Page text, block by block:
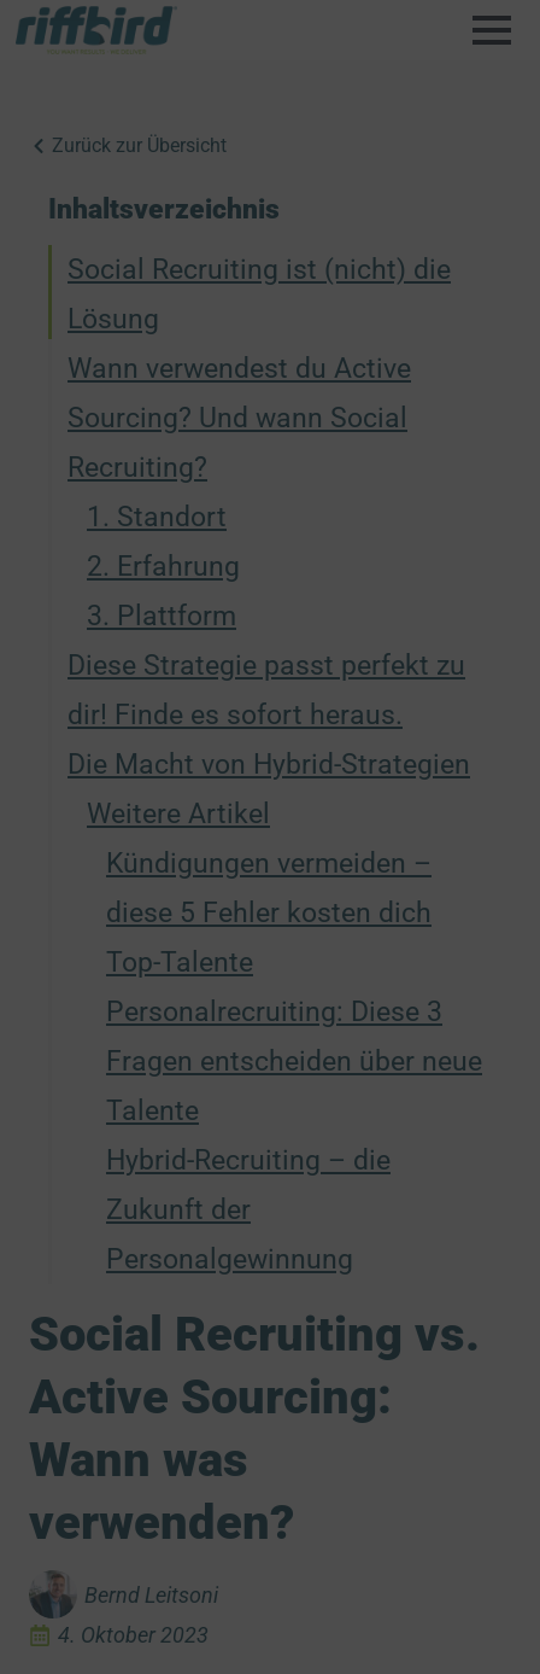
Zurück zur Übersicht
Social Recruiting vs.
Active Sourcing:
Wann was
verwenden?
Bernd Leitsoni
4. Oktober 2023
Inhaltsverzeichnis
Social Recruiting ist (nicht) die
Lösung
Wann verwendest du Active
Sourcing? Und wann Social
Recruiting?
1. Standort
2. Erfahrung
3. Plattform
Diese Strategie passt perfekt zu
dir! Finde es sofort heraus.
Die Macht von Hybrid-Strategien
Weitere Artikel
Kündigungen vermeiden –
diese 5 Fehler kosten dich
Top-Talente
Personalrecruiting: Diese 3
Fragen entscheiden über neue
Talente
Hybrid-Recruiting – die
Zukunft der
Personalgewinnung